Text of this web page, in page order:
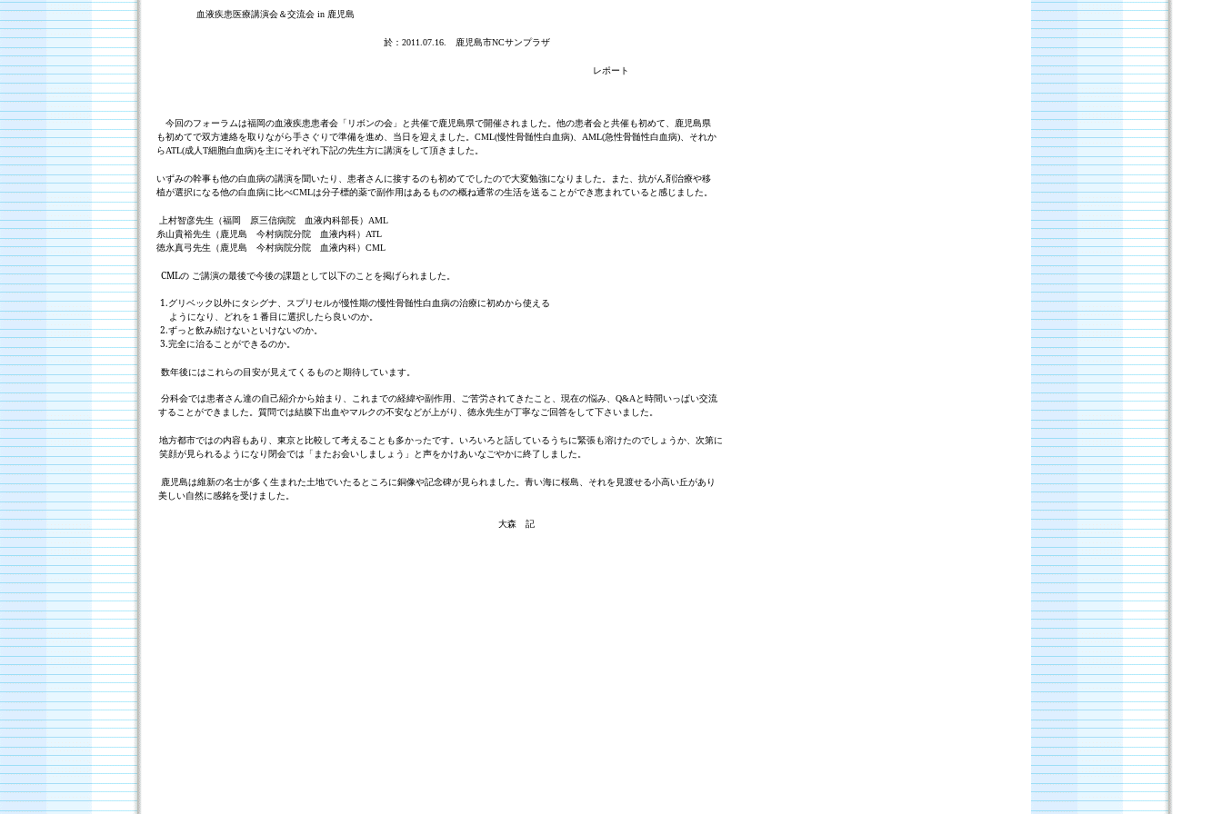
血液疾患医療講演会＆交流会 in 鹿児島
於： 2011.07.16. 鹿児島市NCサンプラザ
レポート
今回のフォーラムは福岡の血液疾患患者会「リボンの会」と共催で鹿児島県で開催されました。他の患者会と共催も初めて、鹿児島県
も初めてで双方連絡を取りながら手さぐりで準備を進め、当日を迎えました。
CML(慢性骨髄性白血病)、 AML(急性骨髄性白血病)、それか
らATL(成人T細胞白血病)を主にそれぞれ下記の先生方に講演をして頂きました。
いずみの幹事も他の白血病の講演を聞いたり、患者さんに接するのも初めてでしたので大変勉強になりました。また、抗がん剤治療や移
植が選択になる他の白血病に比べCMLは分子標的薬で副作用はあるものの概ね通常の生活を送ることができ恵まれていると感じました。
上村智彦先生（福岡 原三信病院 血液内科部長） AML
糸山貴裕先生（鹿児島 今村病院分院 血液内科） ATL
徳永真弓先生（鹿児島 今村病院分院 血液内科） CML
CMLの ご講演の最後で今後の課題として以下のことを掲げられました。
1.グリベック以外にタシグナ、スプリセルが慢性期の慢性骨髄性白血病の治療に初めから使える
ようになり、どれを１番目に選択したら良いのか。
2.ずっと飲み続けないといけないのか。
3.完全に治ることができるのか。
数年後にはこれらの目安が見えてくるものと期待しています。
分科会では患者さん達の自己紹介から始まり、これまでの経緯や副作用、ご苦労されてきたこと、現在の悩み、 Q&Aと時間いっぱい交流
することができました。質問では結膜下出血やマルクの不安などが上がり、徳永先生が丁寧なご回答をして下さいました。
地方都市ではの内容もあり、東京と比較して考えることも多かったです。いろいろと話しているうちに緊張も溶けたのでしょうか、次第に
笑顔が見られるようになり閉会では「またお会いしましょう」と声をかけあいなごやかに終了しました。
鹿児島は維新の名士が多く生まれた土地でいたるところに銅像や記念碑が見られました。青い海に桜島、それを見渡せる小高い丘があり
美しい自然に感銘を受けました。
大森 記